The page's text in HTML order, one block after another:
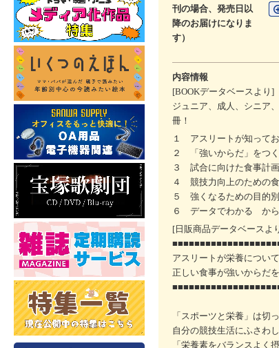
刊の場合、発売日以
降のお届けになりま
す）
内容情報
[BOOKデータベースより]
ジュニア、成人、シニア
冊！
１ アスリートが知って
２ 「強いからだ」をつ
３ 試合に向けた食事計
４ 競技力向上のための
５ 強くなるための目的
６ データでわかる から
[日販商品データベースよ
アスリートが栄養につい
正しい食事が強いからだ
「スポーツと栄養」は切
自分の競技生活にふさわ
「栄養素をバランスよく